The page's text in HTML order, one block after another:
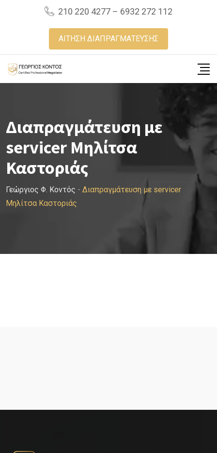
210 220 4277 – 6932 272 112
ΑΙΤΗΣΗ ΔΙΑΠΡΑΓΜΑΤΕΥΣΗΣ
Διαπραγμάτευση με
servicer Μηλίτσα
Καστοριάς
Γεώργιος Φ. Κοντός - Διαπραγμάτευση με servicer
Μηλίτσα Καστοριάς